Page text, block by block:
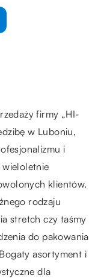
firmy „HI-
w Luboniu,
i
wieloletnie
klientów.
rodzaju
stretch czy taśmy
do pakowania
asortyment i
dla